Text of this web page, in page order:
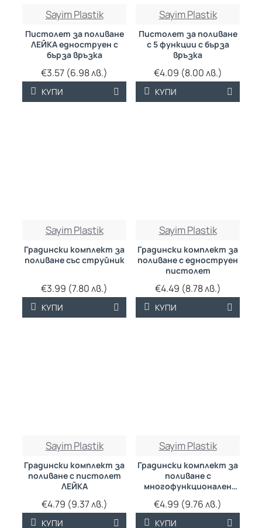
Sayim Plastik
Пистолет за поливане
ЛЕЙКА едноструен с
бърза връзка
€3.57 (6.98 лв.)
КУПИ
Sayim Plastik
Пистолет за поливане
с 5 функции с бърза
връзка
€4.09 (8.00 лв.)
КУПИ
Sayim Plastik
Градински комплект за
поливане със струйник
€3.99 (7.80 лв.)
КУПИ
Sayim Plastik
Градински комплект за
поливане с едноструен
пистолет
€4.49 (8.78 лв.)
КУПИ
Sayim Plastik
Градински комплект за
поливане с пистолет
ЛЕЙКА
€4.79 (9.37 лв.)
КУПИ
Sayim Plastik
Градински комплект за
поливане с
многофункционален
пистолет
€4.99 (9.76 лв.)
КУПИ